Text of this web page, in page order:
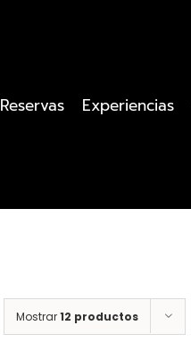
Reservas Experiencias
Mostrar12 productos